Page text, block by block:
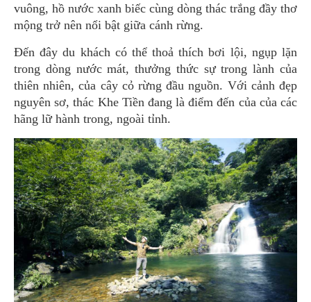
vuông, hồ nước xanh biếc cùng dòng thác trắng đầy thơ
mộng trở nên nổi bật giữa cánh rừng.
Đến đây du khách có thể thoả thích bơi lội, ngụp lặn
trong dòng nước mát, thưởng thức sự trong lành của
thiên nhiên, của cây cỏ rừng đầu nguồn. Với cảnh đẹp
nguyên sơ, thác Khe Tiền đang là điểm đến của của các
hãng lữ hành trong, ngoài tỉnh.